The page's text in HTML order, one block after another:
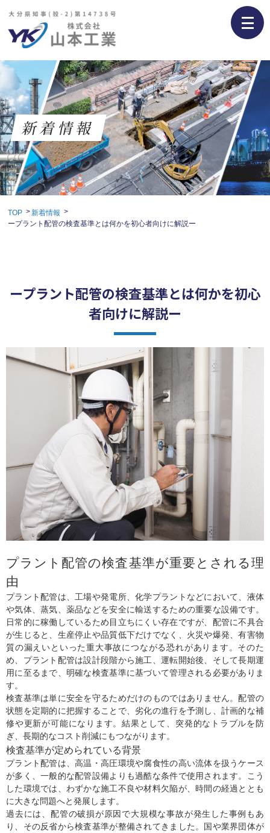
新着情報
TOP
新着情報
ープラント配管の検査基準とは何かを初心者向けに解説ー
ープラント配管の検査基準とは何かを初心
者向けに解説ー
プラント配管の検査基準が重要とされる理
由
プラント配管は、工場や発電所、化学プラントなどにおいて、液体
や気体、蒸気、薬品などを安全に輸送するための重要な設備です。
日常的に稼働しているため目立ちにくい存在ですが、配管に不具合
が生じると、生産停止や品質低下だけでなく、火災や爆発、有害物
質の漏えいといった重大事故につながる恐れがあります。そのた
め、プラント配管は設計段階から施工、運転開始後、そして長期運
用に至るまで、明確な検査基準に基づいて管理される必要がありま
す。
検査基準は単に安全を守るためだけのものではありません。配管の
状態を定期的に把握することで、劣化の進行を予測し、計画的な補
修や更新が可能になります。結果として、突発的なトラブルを防
ぎ、長期的なコスト削減にもつながります。
検査基準が定められている背景
プラント配管は、高温・高圧環境や腐食性の高い流体を扱うケース
が多く、一般的な配管設備よりも過酷な条件で使用されます。こう
した環境では、わずかな施工不良や材料欠陥が、時間の経過ととも
に大きな問題へと発展します。
過去には、配管の破損が原因で大規模な事故が発生した事例もあ
り、その反省から検査基準が整備されてきました。国や業界団体が